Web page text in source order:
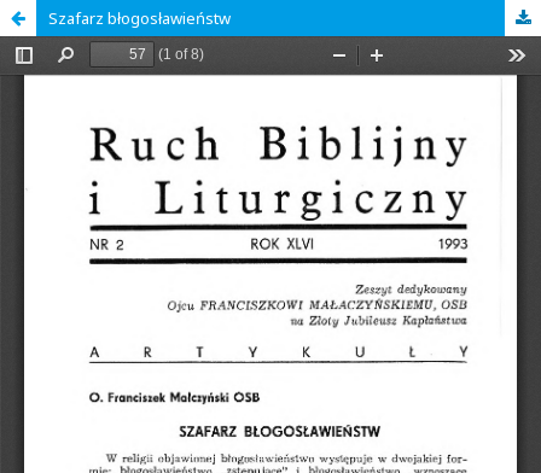
Szafarz błogosławieństw